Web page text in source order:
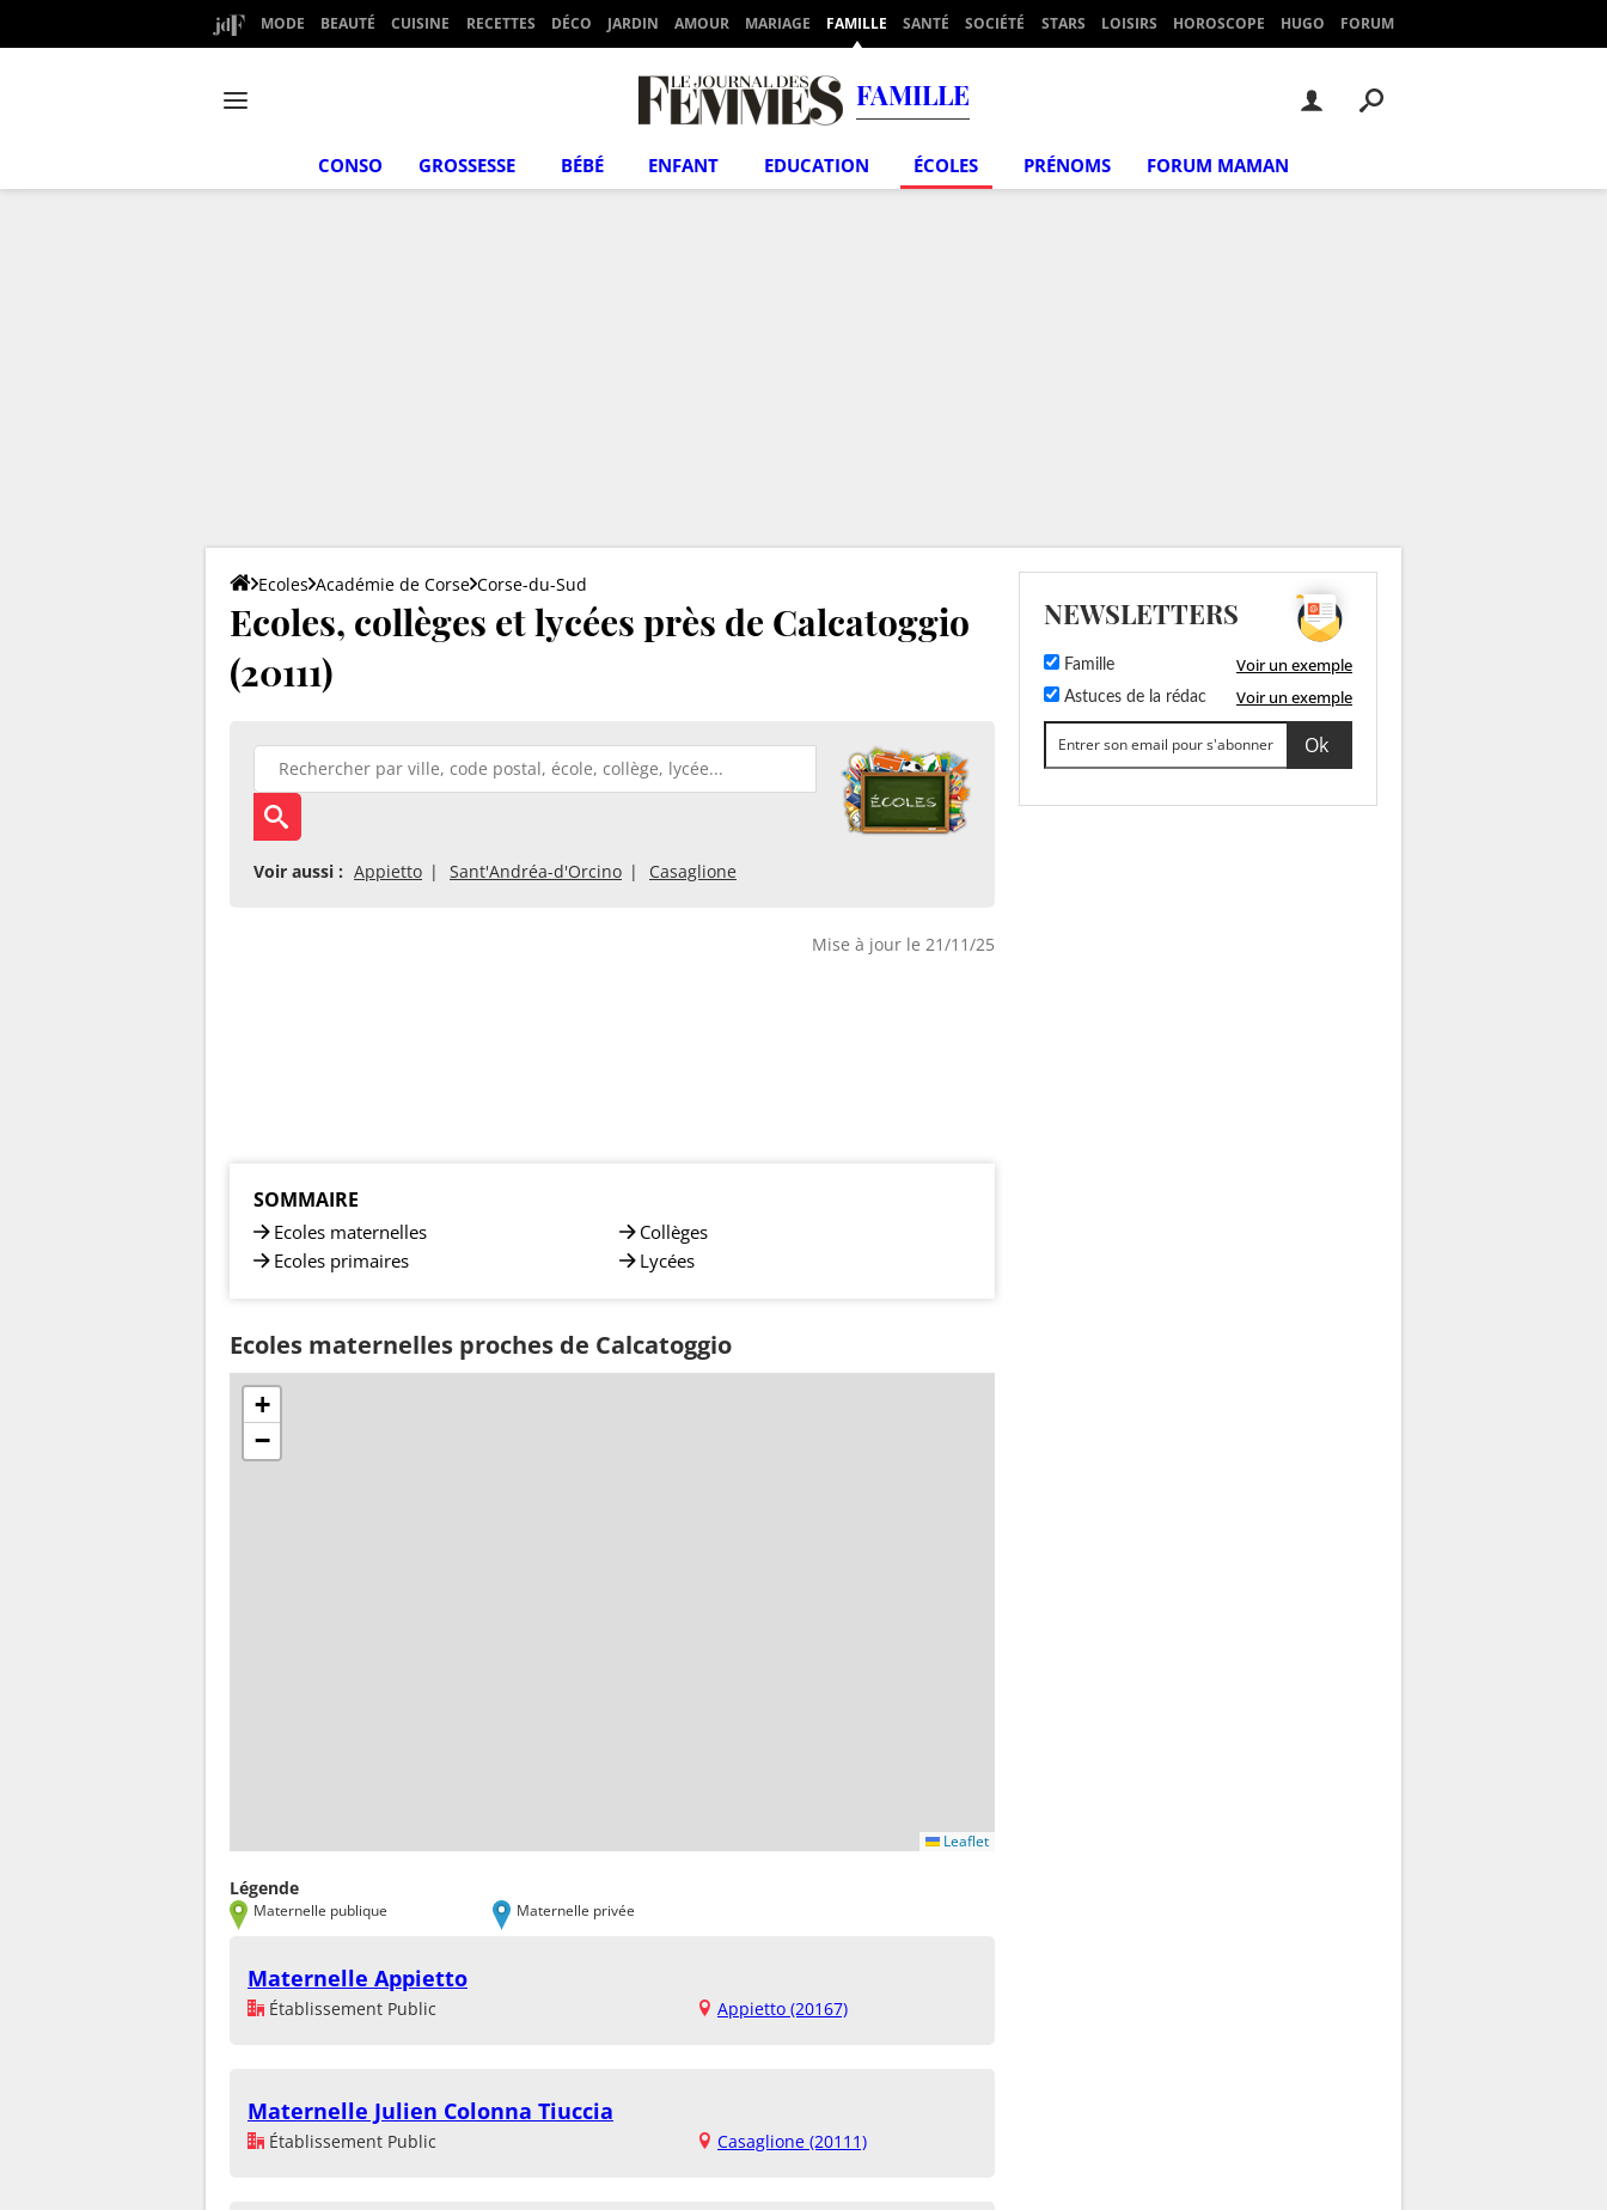
MODE BEAUTÉ CUISINE RECETTES DÉCO JARDIN AMOUR MARIAGE FAMILLE SANTÉ SOCIÉTÉ STARS LOISIRS HOROSCOPE HUGO FORUM
FAMILLE
CONSO GROSSESSE BÉBÉ ENFANT EDUCATION ÉCOLES PRÉNOMS FORUM MAMAN
Ecoles Académie de Corse Corse-du-Sud
Ecoles, collèges et lycées près de Calcatoggio
(20111)
Voir aussi : Appietto Sant'Andréa-d'Orcino Casaglione
Mise à jour le 21/11/25
SOMMAIRE
Ecoles maternelles
Ecoles primaires
Collèges
Lycées
Ecoles maternelles proches de Calcatoggio
+
−
Leaflet
Légende
Maternelle publique Maternelle privée
Maternelle Appietto
Établissement Public Appietto (20167)
Maternelle Julien Colonna Tiuccia
Établissement Public Casaglione (20111)
NEWSLETTERS
Famille Voir un exemple
Astuces de la rédac Voir un exemple